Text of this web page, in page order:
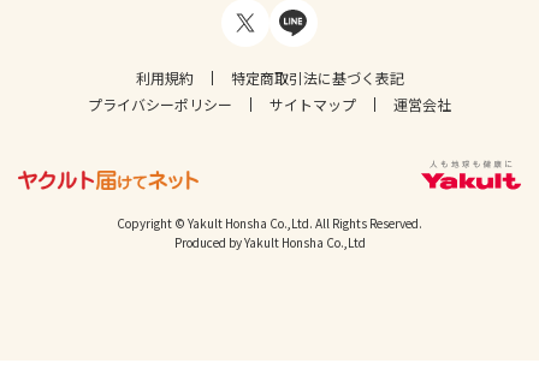
利用規約
特定商取引法に基づく表記
プライバシーポリシー
サイトマップ 運営会社
Copyright © Yakult Honsha Co.,Ltd. All Rights Reserved.
Produced by Yakult Honsha Co.,Ltd